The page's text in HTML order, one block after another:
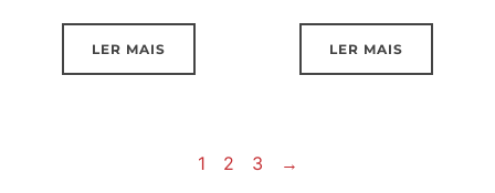
LER MAIS LER MAIS
1 2 3 →